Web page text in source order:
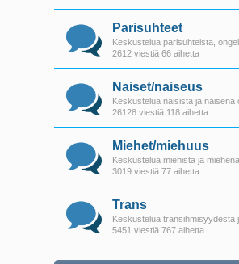
Parisuhteet
Keskustelua parisuhteista,
2612 viestiä 66 aihetta
Naiset/naiseus
Keskustelua naisista ja
26128 viestiä 118 aihetta
Miehet/miehuus
Keskustelua miehistä ja
3019 viestiä 77 aihetta
Trans
Keskustelua transihmisyydestä
5451 viestiä 767 aihetta